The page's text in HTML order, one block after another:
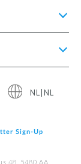
NL|NL
Sign‑Up
48, 5480 AA